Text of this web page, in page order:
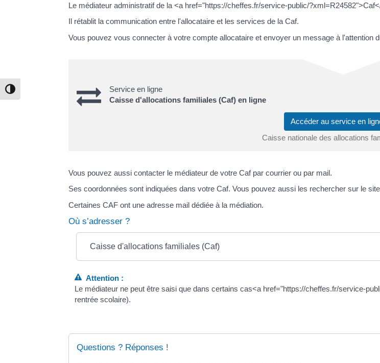
Passer en contraste élevé
Le médiateur administratif de la <a href="https://cheffes.fr/service-public/
Il rétablit la communication entre l'allocataire et les services de la Caf.
Vous pouvez vous connecter à votre compte allocataire et envoyer un message à l'attention
Service en ligne
Caisse d'allocations familiales (Caf) en ligne
Accéder au service en
Caisse nationale des allocations
Vous pouvez aussi contacter le médiateur de votre Caf par courrier ou par mail.
Ses coordonnées sont indiquées dans votre Caf. Vous pouvez aussi les rechercher sur le
Certaines CAF ont une adresse mail dédiée à la médiation.
Où s’adresser ?
Caisse d'allocations familiales (Caf)
Attention :
Le médiateur ne peut être saisi que dans certains cas<a href="https://cheffes.fr/service-
rentrée scolaire).
Questions ? Réponses !